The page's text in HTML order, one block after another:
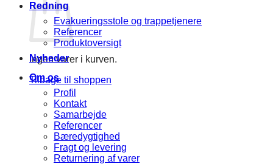
Ingen varer i kurven.
Tilbage til shoppen
Redning
Evakueringsstole og trappetjenere
Referencer
Produktoversigt
Nyheder
Om os
Profil
Kontakt
Samarbejde
Referencer
Bæredygtighed
Fragt og levering
Returnering af varer